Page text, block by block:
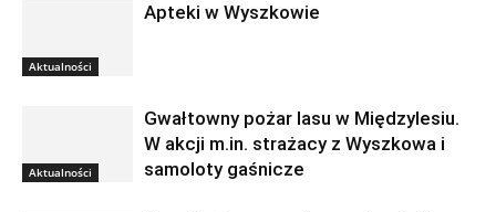
Aktualności
Apteki w Wyszkowie
Aktualności
Gwałtowny pożar lasu w Międzylesiu.
W akcji m.in. strażacy z Wyszkowa i
samoloty gaśnicze